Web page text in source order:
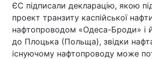
ЄС підписали декларацію, якою
проект транзиту каспійської
нафтопроводом «Одеса-Броди» і
до Плоцька (Польща), звідки
існуючому нафтопроводу може